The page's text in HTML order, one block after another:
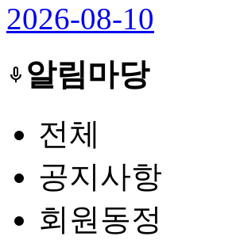
2026-08-10
keyboard_voice 알림마당
전체
공지사항
회원동정